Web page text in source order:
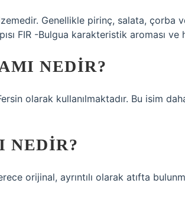
Genellikle pirinç, salata, çorba
FIR -Bulgua karakteristik aroması ve
NEDIR?
olarak kullanılmaktadır. Bu isim
NEDIR?
orijinal, ayrıntılı olarak atıfta